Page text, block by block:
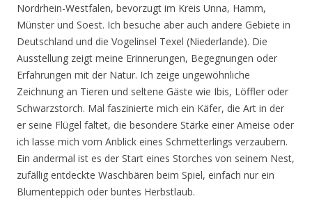
Nordrhein-Westfalen, bevorzugt im Kreis Unna, Hamm,
Münster und Soest. Ich besuche aber auch andere Gebiete in
Deutschland und die Vogelinsel Texel (Niederlande). Die
Ausstellung zeigt meine Erinnerungen, Begegnungen oder
Erfahrungen mit der Natur. Ich zeige ungewöhnliche
Zeichnung an Tieren und seltene Gäste wie Ibis, Löffler oder
Schwarzstorch. Mal faszinierte mich ein Käfer, die Art in der
er seine Flügel faltet, die besondere Stärke einer Ameise oder
ich lasse mich vom Anblick eines Schmetterlings verzaubern.
Ein andermal ist es der Start eines Storches von seinem Nest,
zufällig entdeckte Waschbären beim Spiel, einfach nur ein
Blumenteppich oder buntes Herbstlaub.